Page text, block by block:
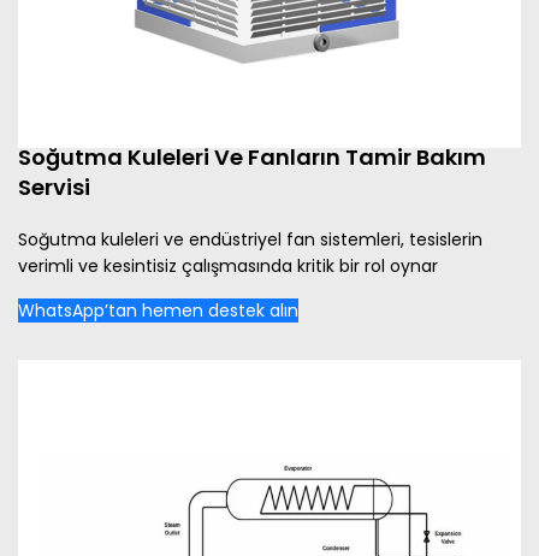
Soğutma Kuleleri Ve Fanların Tamir Bakım
Servisi
Soğutma kuleleri ve endüstriyel fan sistemleri, tesislerin
verimli ve kesintisiz çalışmasında kritik bir rol oynar
WhatsApp’tan hemen destek alın